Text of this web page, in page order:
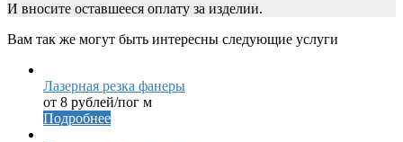
И вносите оставшееся оплату за изделии.
Вам так же могут быть интересны следующие услуги
Лазерная резка фанеры
от 8 рублей/пог м
Подробнее